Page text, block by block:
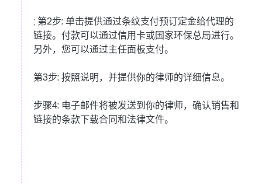
; 第2步:单击提供通过条纹支付预订定金给代理的
链接。付款可以通过信用卡或国家环保总局进行。
另外，您可以通过主任面板支付。
第3步:按照说明，并提供你的律师的详细信息。
步骤4:电子邮件将被发送到你的律师，确认销售和
链接的条款下载合同和法律文件。